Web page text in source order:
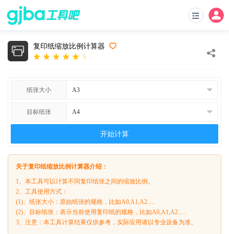
复印纸缩放比例计算器
5
纸张大小
目标纸张
开始计算
关于复印纸缩放比例计算器介绍：
1、本工具可以计算不同复印纸张之间的缩放比例。
2、工具使用方式：
(1)、纸张大小：原始纸张的规格，比如A0,A1,A2.....
(2)、目标纸张：表示当前使用复印纸的规格，比如A0,A1,A2.....
3、注意：本工具计算结果仅供参考，实际应用请以专业设备为准。